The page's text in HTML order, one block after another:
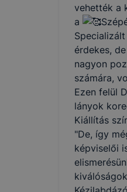
vehették a
a
érdekes,
nagyon
számára,
Ezen felül
lányok
Kiállítás
"De, így
képviselői